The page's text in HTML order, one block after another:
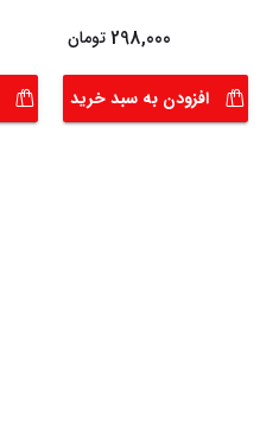
298,000 تومان
افزودن به سبد خرید